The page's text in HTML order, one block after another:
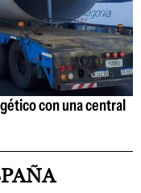
con una central